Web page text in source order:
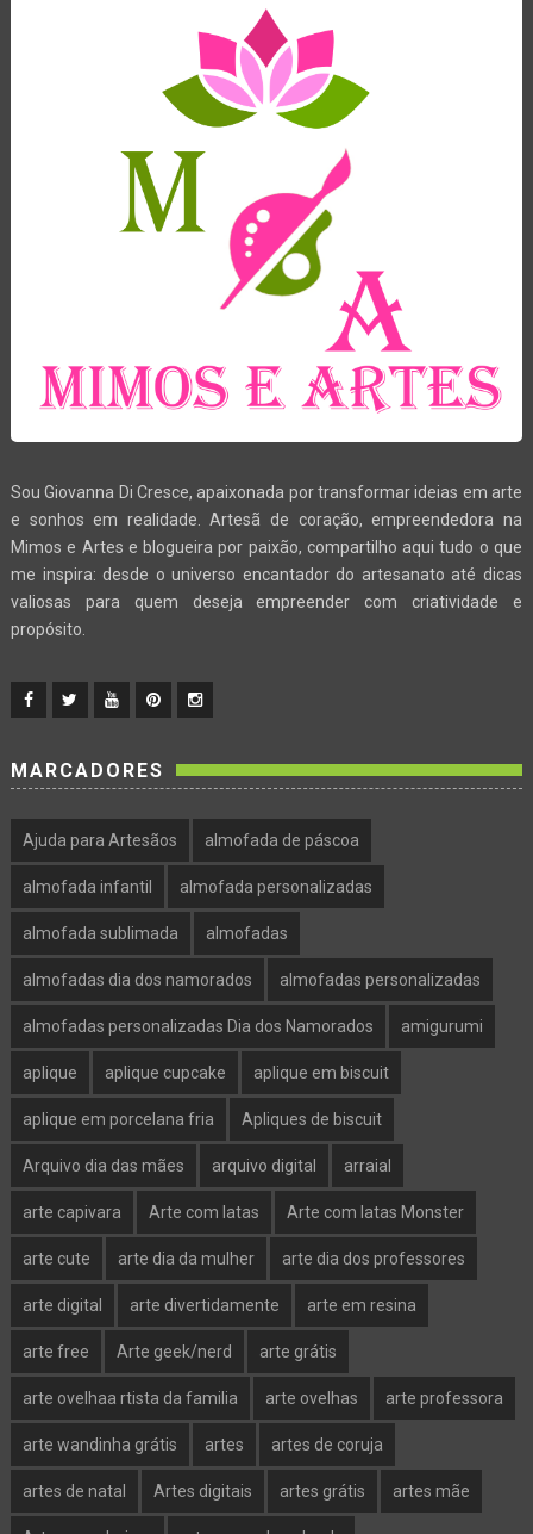
Sou Giovanna Di Cresce, apaixonada por transformar ideias em arte
e sonhos em realidade. Artesã de coração, empreendedora na
Mimos e Artes e blogueira por paixão, compartilho aqui tudo o que
me inspira: desde o universo encantador do artesanato até dicas
valiosas para quem deseja empreender com criatividade e
propósito.
MARCADORES
Ajuda para Artesãos almofada de páscoa
almofada infantil almofada personalizadas
almofada sublimada almofadas
almofadas dia dos namorados almofadas personalizadas
almofadas personalizadas Dia dos Namorados amigurumi
aplique aplique cupcake aplique em biscuit
aplique em porcelana fria Apliques de biscuit
Arquivo dia das mães arquivo digital arraial
arte capivara Arte com latas Arte com latas Monster
arte cute arte dia da mulher arte dia dos professores
arte digital arte divertidamente arte em resina
arte free Arte geek/nerd arte grátis
arte ovelhaa rtista da familia arte ovelhas arte professora
arte wandinha grátis artes artes de coruja
artes de natal Artes digitais artes grátis artes mãe